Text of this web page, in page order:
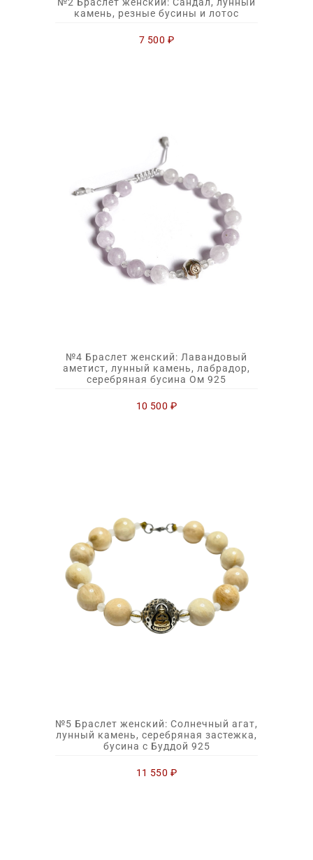
камень, резные бусины и лотос
7 500 ₽
№4 Браслет женский: Лавандовый
аметист, лунный камень, лабрадор,
серебряная бусина Ом 925
10 500 ₽
№5 Браслет женский: Солнечный агат,
лунный камень, серебряная застежка,
бусина с Буддой 925
11 550 ₽